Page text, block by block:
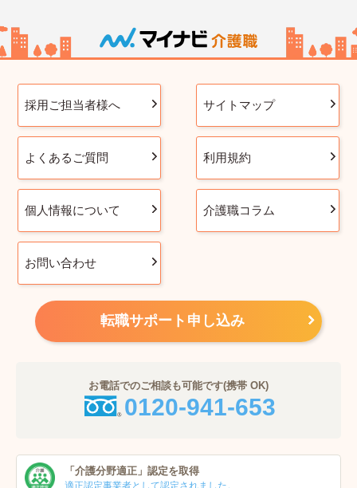
採用ご担当者様へ サイトマップ
よくあるご質問 利用規約
個人情報について 介護職コラム
お問い合わせ
転職サポート申し込み
お電話でのご相談も可能です(携帯 OK)
0120-941-653
「介護分野適正」 認定を取得
適正認定事業者として認定されました。